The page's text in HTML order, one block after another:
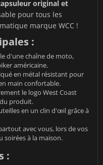
original et
pour tous les
marque WCC !
:
d'une chaîne de moto,
américaine.
en métal résistant pour
main confortable.
le logo West Coast
produit.
en un clin d'œil grâce à
avec vous, lors de vos
soirées à la maison.
: